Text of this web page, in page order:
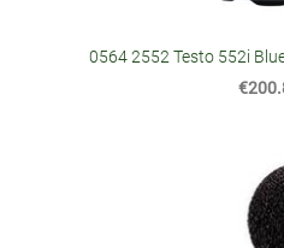
0564 2552 Testo 552i